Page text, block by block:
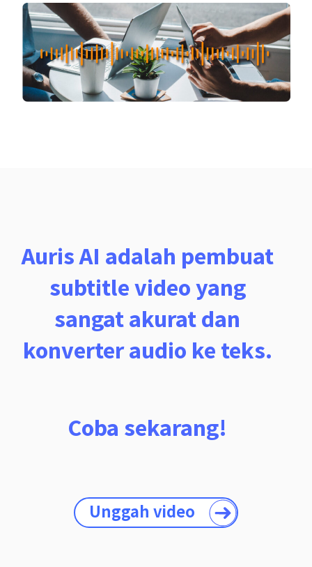
Auris AI adalah pembuat
subtitle video yang
sangat akurat dan
konverter audio ke teks.
Coba sekarang!
Unggah video